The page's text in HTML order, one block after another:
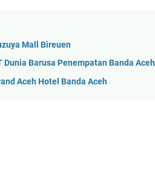
Mall Bireuen
Dunia Barusa Penempatan Banda Aceh
Aceh Hotel Banda Aceh